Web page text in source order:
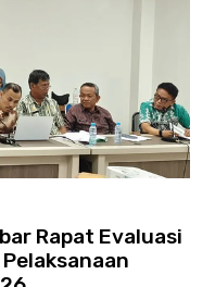
Rapat Evaluasi